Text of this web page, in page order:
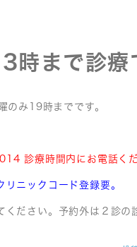
セカンドオピニオン
まで診療
のみ19時までです。
診療時間内にお電話くだ
ニックコード登録要。
ださい。予約外は２診の